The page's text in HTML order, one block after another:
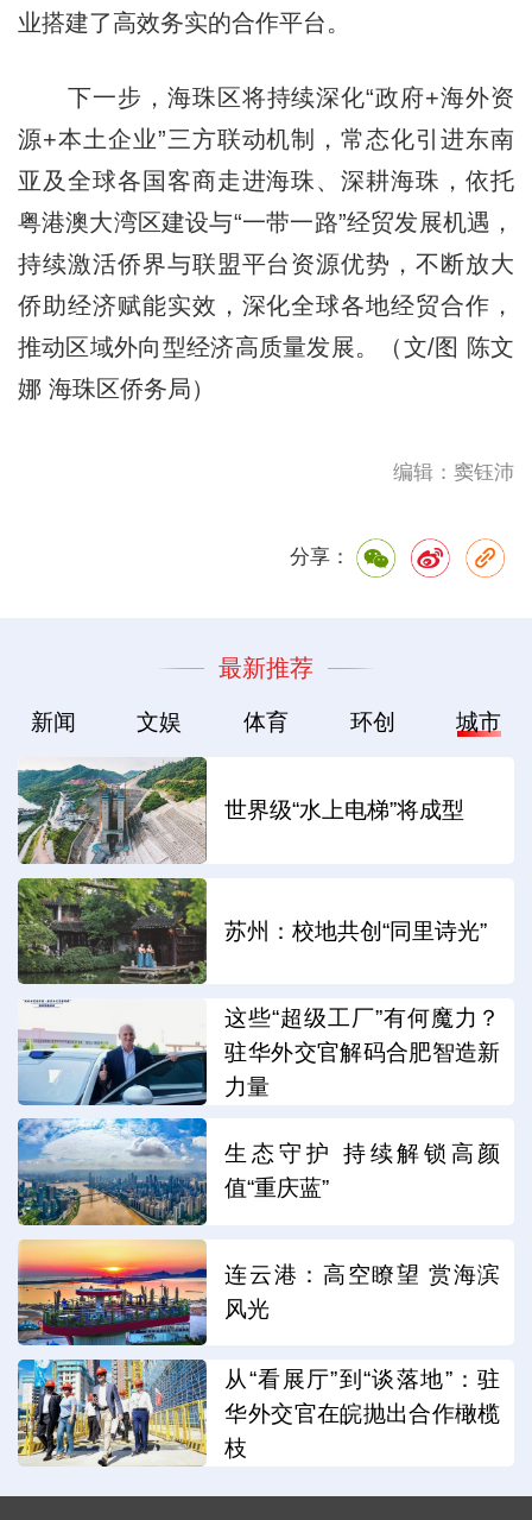
业搭建了高效务实的合作平台。
下一步，海珠区将持续深化“政府+海外资
源+本土企业”三方联动机制，常态化引进东南
亚及全球各国客商走进海珠、深耕海珠，依托
粤港澳大湾区建设与“一带一路”经贸发展机遇，
持续激活侨界与联盟平台资源优势，不断放大
侨助经济赋能实效，深化全球各地经贸合作，
推动区域外向型经济高质量发展。（文/图 陈文
娜 海珠区侨务局）
编辑：窦钰沛
分享：
最新推荐
新闻 文娱 体育 环创 城市
世界级“水上电梯”将成型
苏州：校地共创“同里诗光”
这些“超级工厂”有何魔力？
驻华外交官解码合肥智造新
力量
生态守护 持续解锁高颜
值“重庆蓝”
连云港：高空瞭望 赏海滨
风光
从“看展厅”到“谈落地”：驻
华外交官在皖抛出合作橄榄
枝